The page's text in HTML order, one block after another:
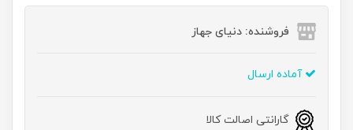
فروشنده: دنیای جهاز
آماده ارسال
گارانتی اصالت کالا